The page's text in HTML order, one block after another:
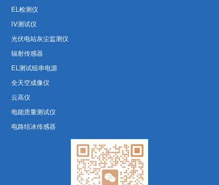
EL检测仪
IV测试仪
光伏电站灰尘监测仪
辐射传感器
EL测试组串电源
全天空成像仪
云高仪
电能质量测试仪
电路结冰传感器